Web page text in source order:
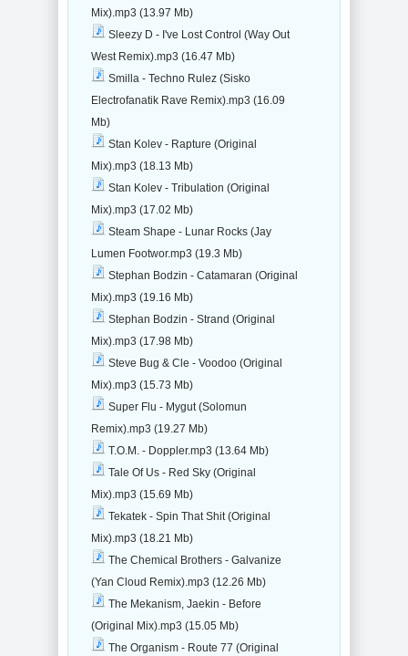
Mix).mp3 (13.97 Mb)
Sleezy D - I've Lost Control (Way Out
West Remix).mp3 (16.47 Mb)
Smilla - Techno Rulez (Sisko
Electrofanatik Rave Remix).mp3 (16.09
Mb)
Stan Kolev - Rapture (Original
Mix).mp3 (18.13 Mb)
Stan Kolev - Tribulation (Original
Mix).mp3 (17.02 Mb)
Steam Shape - Lunar Rocks (Jay
Lumen Footwor.mp3 (19.3 Mb)
Stephan Bodzin - Catamaran (Original
Mix).mp3 (19.16 Mb)
Stephan Bodzin - Strand (Original
Mix).mp3 (17.98 Mb)
Steve Bug & Cle - Voodoo (Original
Mix).mp3 (15.73 Mb)
Super Flu - Mygut (Solomun
Remix).mp3 (19.27 Mb)
T.O.M. - Doppler.mp3 (13.64 Mb)
Tale Of Us - Red Sky (Original
Mix).mp3 (15.69 Mb)
Tekatek - Spin That Shit (Original
Mix).mp3 (18.21 Mb)
The Chemical Brothers - Galvanize
(Yan Cloud Remix).mp3 (12.26 Mb)
The Mekanism, Jaekin - Before
(Original Mix).mp3 (15.05 Mb)
The Organism - Route 77 (Original